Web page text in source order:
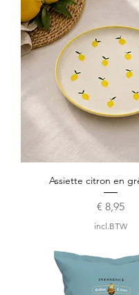
Assiette citron en
Prijs
€ 8,95
incl.BTW